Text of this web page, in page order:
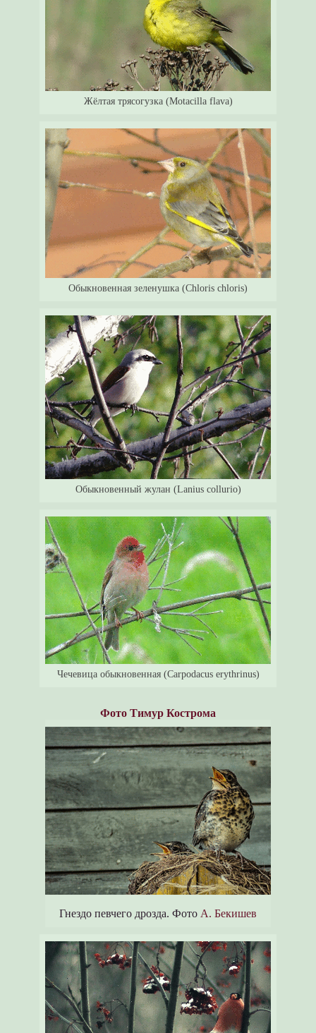
Жёлтая трясогузка (Motacilla flava)
Обыкновенная зеленушка (Chloris chloris)
Обыкновенный жулан (Lanius collurio)
Чечевица обыкновенная (Carpodacus erythrinus)
Фото Тимур Кострома
Гнездо певчего дрозда. Фото А. Бекишев